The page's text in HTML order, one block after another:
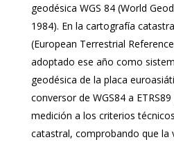
geodésica WGS 84 (World
1984). En la cartografía
(European Terrestrial
adoptado ese año como
geodésica de la placa
conversor de WGS84 a
medición a los criterios
catastral, comprobando que la